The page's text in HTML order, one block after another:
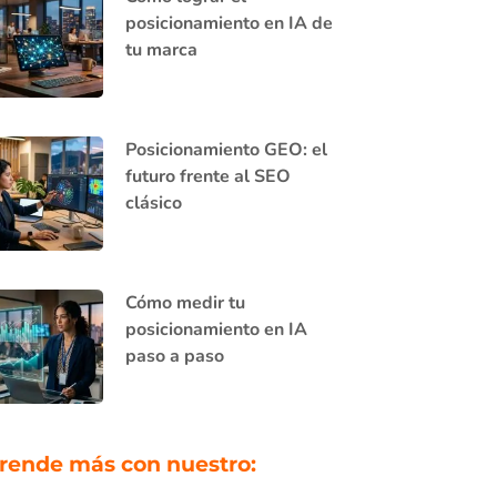
posicionamiento en IA de
tu marca
Posicionamiento GEO: el
futuro frente al SEO
clásico
Cómo medir tu
posicionamiento en IA
paso a paso
más con nuestro: